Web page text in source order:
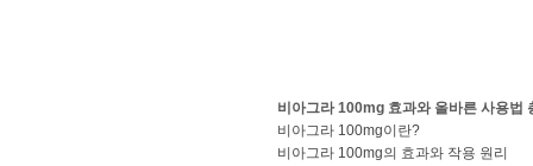
비아그라 100mg 효과와 올바른 사용법
비아그라 100mg이란?
비아그라 100mg의 효과와 작용 원리